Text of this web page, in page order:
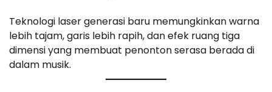
Teknologi laser generasi baru memungkinkan warna
lebih tajam, garis lebih rapih, dan efek ruang tiga
dimensi yang membuat penonton serasa berada di
dalam musik.